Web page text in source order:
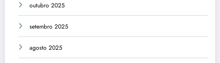
outubro 2025
setembro 2025
agosto 2025